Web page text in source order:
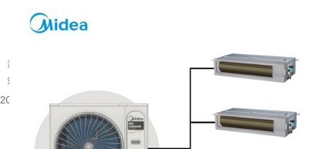
武汉大量建成年代较早的楼宇分布在老城片区，涵盖办公、商业以及部分居住建
筑。不少旧楼原有降温取暖设备老化，室内温控体验有限，很多业主会考虑...
2026-08-06 08:53:52